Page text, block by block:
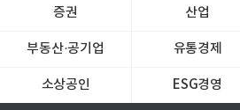
증권 산업
부동산·공기업 유통경제
소상공인 ESG경영